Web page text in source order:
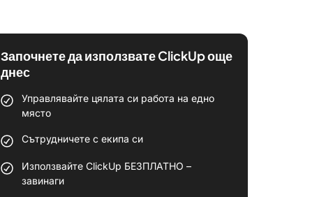
Започнете да използвате ClickUp още
днес
Управлявайте цялата си работа на едно
място
Сътрудничете с екипа си
Използвайте ClickUp БЕЗПЛАТНО –
завинаги